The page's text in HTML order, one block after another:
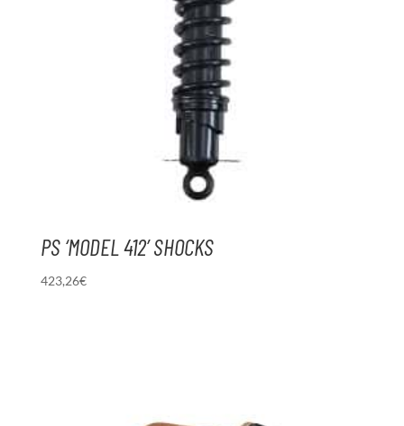
PS ‘MODEL 412’ SHOCKS
423,26€